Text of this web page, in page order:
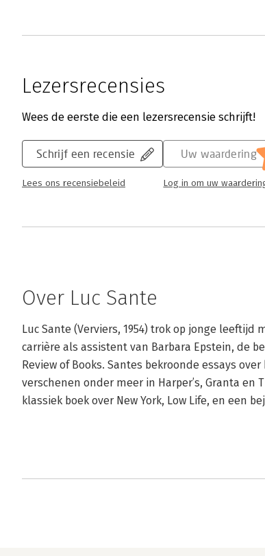
Lezersrecensies
Wees de eerste die een lezersrecensie schrijft!
Schrijf een recensie
Lees ons recensiebeleid
Uw waardering
Log in om uw
Over Luc Sante
Luc Sante (Verviers, 1954) trok op jonge
carrière als assistent van Barbara Epstein, de
Review of Books. Santes bekroonde essays
verschenen onder meer in Harper’s, Granta en
klassiek boek over New York, Low Life, en een